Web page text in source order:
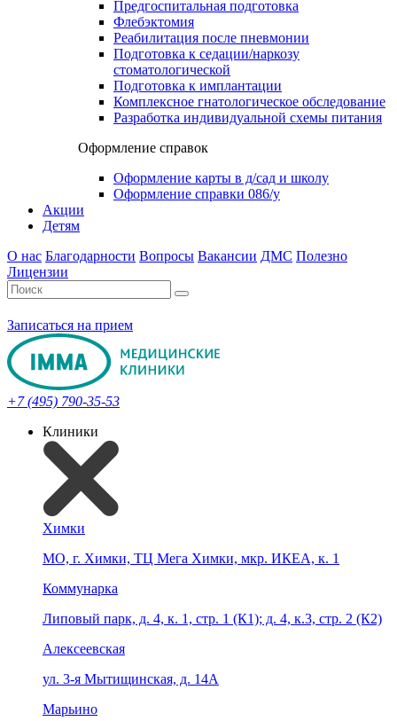
Предгоспитальная подготовка
Флебэктомия
Реабилитация после пневмонии
Подготовка к седации/наркозу
стоматологической
Подготовка к имплантации
Комплексное гнатологическое обследование
Разработка индивидуальной схемы питания
Оформление справок
Оформление карты в д/сад и школу
Оформление справки 086/у
Акции
Детям
О нас Благодарности Вопросы Вакансии ДМС Полезно
Лицензии
Записаться на прием
+7 (495) 790-35-53
Клиники
Химки
МО, г. Химки, ТЦ Мега Химки, мкр. ИКЕА, к. 1
Коммунарка
Липовый парк, д. 4, к. 1, стр. 1 (К1); д. 4, к.3, стр. 2 (К2)
Алексеевская
ул. 3-я Мытищинская, д. 14А
Марьино